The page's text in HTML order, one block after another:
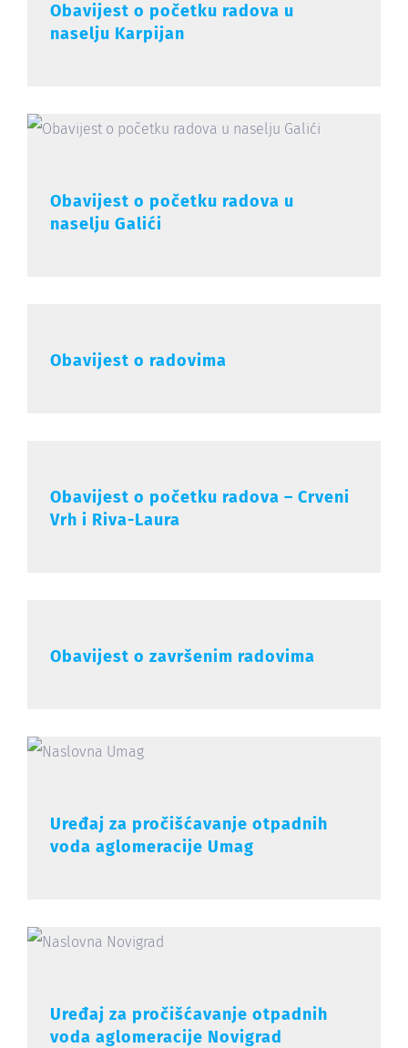
Obavijest o početku radova u
naselju Karpijan
Obavijest o početku radova u
naselju Galići
Obavijest o radovima
Obavijest o početku radova – Crveni
Vrh i Riva-Laura
Obavijest o završenim radovima
Uređaj za pročišćavanje otpadnih
voda aglomeracije Umag
Uređaj za pročišćavanje otpadnih
voda aglomeracije Novigrad